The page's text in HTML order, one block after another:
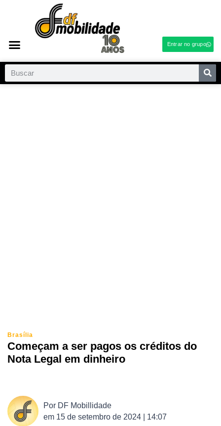
Entrar no grupo
Brasília
Começam a ser pagos os créditos do
Nota Legal em dinheiro
Por DF Mobillidade
em 15 de setembro de 2024 | 14:07